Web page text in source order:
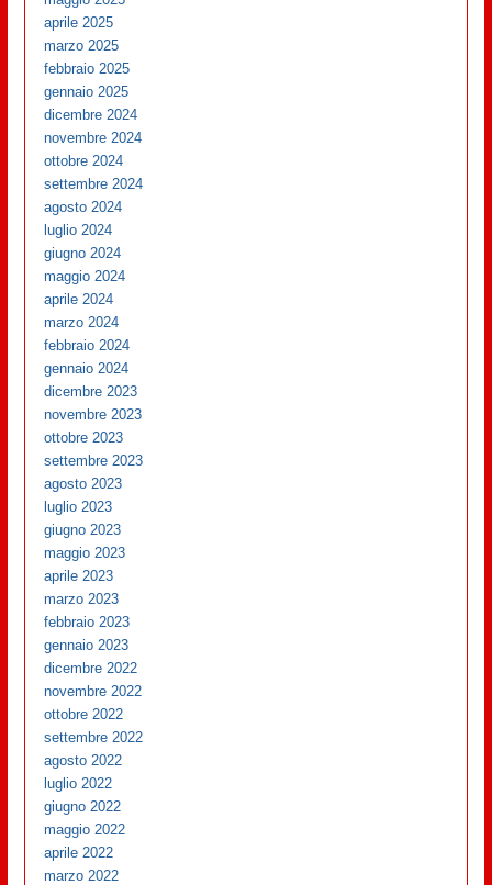
aprile 2025
marzo 2025
febbraio 2025
gennaio 2025
dicembre 2024
novembre 2024
ottobre 2024
settembre 2024
agosto 2024
luglio 2024
giugno 2024
maggio 2024
aprile 2024
marzo 2024
febbraio 2024
gennaio 2024
dicembre 2023
novembre 2023
ottobre 2023
settembre 2023
agosto 2023
luglio 2023
giugno 2023
maggio 2023
aprile 2023
marzo 2023
febbraio 2023
gennaio 2023
dicembre 2022
novembre 2022
ottobre 2022
settembre 2022
agosto 2022
luglio 2022
giugno 2022
maggio 2022
aprile 2022
marzo 2022